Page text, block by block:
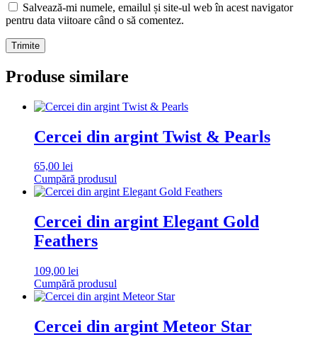
Salvează-mi numele, emailul și site-ul web în acest navigator
pentru data viitoare când o să comentez.
Produse similare
Cercei din argint Twist & Pearls
65,00 lei
Cumpără produsul
Cercei din argint Elegant Gold
Feathers
109,00 lei
Cumpără produsul
Cercei din argint Meteor Star